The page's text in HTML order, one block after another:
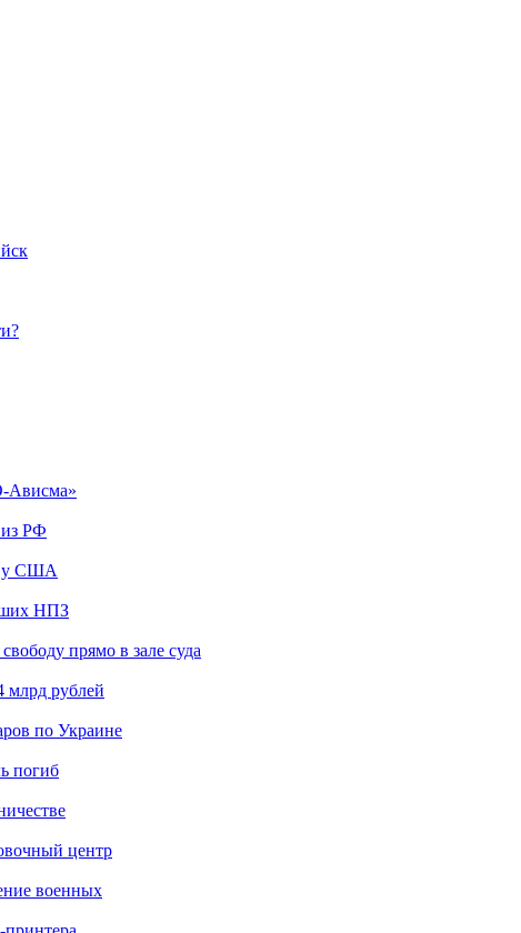
Ависма»
из РФ
у США
НПЗ
прямо в зале суда
млрд рублей
по Украине
погиб
центр
военных